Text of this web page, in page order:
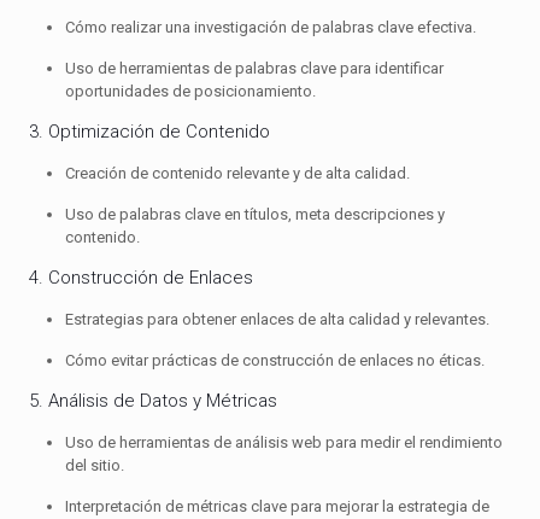
Cómo realizar una investigación de palabras clave efectiva.
Uso de herramientas de palabras clave para identificar
oportunidades de posicionamiento.
3. Optimización de Contenido
Creación de contenido relevante y de alta calidad.
Uso de palabras clave en títulos, meta descripciones y
contenido.
4. Construcción de Enlaces
Estrategias para obtener enlaces de alta calidad y relevantes.
Cómo evitar prácticas de construcción de enlaces no éticas.
5. Análisis de Datos y Métricas
Uso de herramientas de análisis web para medir el rendimiento
del sitio.
Interpretación de métricas clave para mejorar la estrategia de